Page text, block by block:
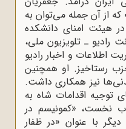
از آن جمله می‌توان به
هیئت امنای دانشکده
رادیو ـ تلویزیون ملی،
اطلاعات و اخبار رادیو
رستاخیز. او همچنین
نیز همکاری داشت.
توجیه اقدامات شاه به
نخست، «کمونیسم در
با عنوان «در ظفار